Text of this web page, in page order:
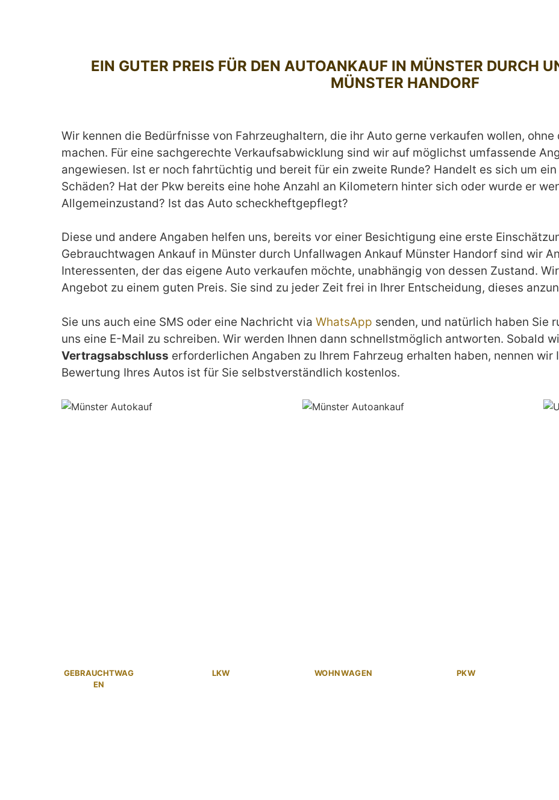
EIN GUTER PREIS FÜR DEN AUTOANKAUF IN MÜNSTER DURCH
MÜNSTER HANDORF
Wir kennen die Bedürfnisse von Fahrzeughaltern, die ihr Auto gerne verkaufen wollen,
machen. Für eine sachgerechte Verkaufsabwicklung sind wir auf möglichst umfassende
angewiesen. Ist er noch fahrtüchtig und bereit für ein zweite Runde? Handelt es sich um
Schäden? Hat der Pkw bereits eine hohe Anzahl an Kilometern hinter sich oder wurde er
Allgemeinzustand? Ist das Auto scheckheftgepflegt?
Diese und andere Angaben helfen uns, bereits vor einer Besichtigung eine erste
Gebrauchtwagen Ankauf in Münster durch Unfallwagen Ankauf Münster Handorf sind wir
Interessenten, der das eigene Auto verkaufen möchte, unabhängig von dessen Zustand.
Angebot zu einem guten Preis. Sie sind zu jeder Zeit frei in Ihrer Entscheidung, dieses
Sie uns auch eine SMS oder eine Nachricht via WhatsApp senden, und natürlich haben Sie
uns eine E-Mail zu schreiben. Wir werden Ihnen dann schnellstmöglich antworten. Sobald
Vertragsabschluss erforderlichen Angaben zu Ihrem Fahrzeug erhalten haben, nennen wir
Bewertung Ihres Autos ist für Sie selbstverständlich kostenlos.
GEBRAUCHTWAG
EN
LKW WOHNWAGEN PKW